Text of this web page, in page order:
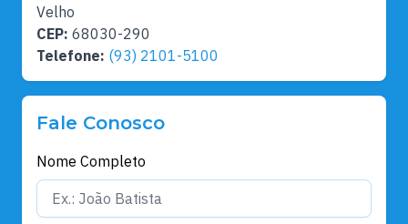
Velho
CEP: 68030-290
Telefone: (93) 2101-5100
Fale Conosco
Nome Completo